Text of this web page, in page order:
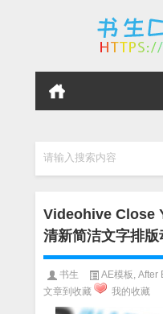
请输入搜索内容
Videohive Close
清新简洁文字排
书生 AE模板 After
文章到收藏
我的收藏